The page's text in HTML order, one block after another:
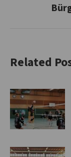
Related